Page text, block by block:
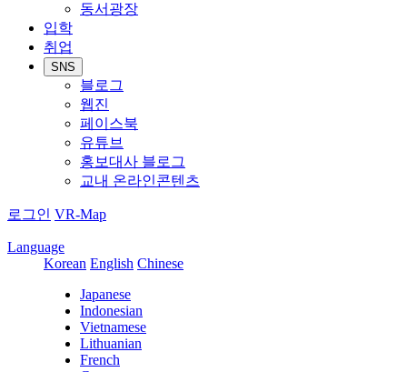
동서광장
입학
취업
SNS
블로그
웹진
페이스북
유튜브
홍보대사 블로그
교내 온라인콘텐츠
로그인 VR-Map
Language
Korean English Chinese
Japanese
Indonesian
Vietnamese
Lithuanian
French